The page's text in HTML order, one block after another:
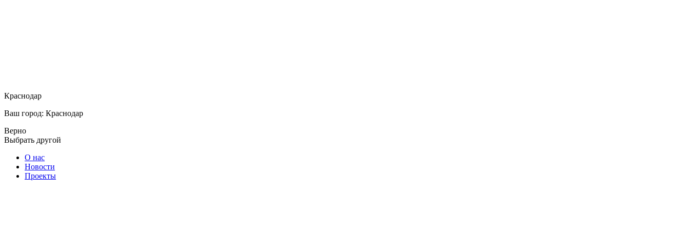
Краснодар
Ваш город: Краснодар
Верно
Выбрать другой
О нас
Новости
Проекты